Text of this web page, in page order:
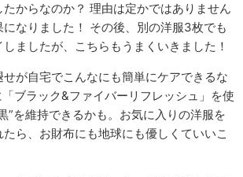
からなのか？ 理由は定かではありません
なりました！ その後、別の洋服3枚でも
ましたが、こちらもうまくいきました！
が自宅でこんなにも簡単にケアできるな
ブラック&ファイバーリフレッシュ」を使
”を維持できるかも。お気に入りの洋服を
ら、お財布にも地球にも優しくていいこ